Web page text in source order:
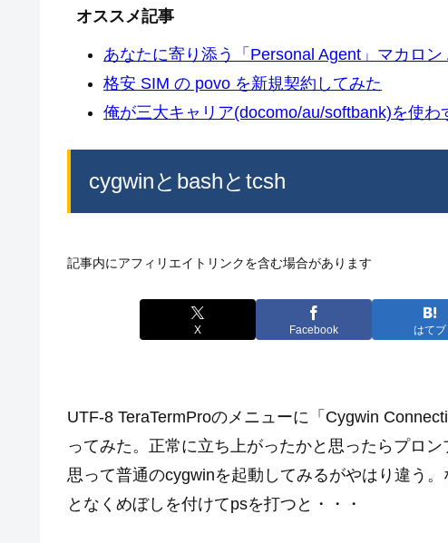
オススメ記事
あなたに寄り添う「Personal Agent」マカロン
格安 SIM の povo を新規契約してみた
俺が三大キャリア(docomo/au/softbank)を使わ
cygwinとbashとtcsh
記事内にアフィリエイトリンクを含む場合があります
X Facebook はてブ
UTF-8 TeraTermProのメニューに「Cygwin
ってみた。正常に立ち上がったかと思ったらプロ
思って普通のcygwinを起動してみるがやはり違う
となくめぼしを付けてpsを打つと・・・